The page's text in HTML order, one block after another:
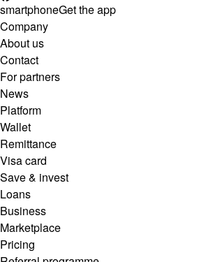
smartphoneGet the app
Company
About us
Contact
For partners
News
Platform
Wallet
Remittance
Visa card
Save & invest
Loans
Business
Marketplace
Pricing